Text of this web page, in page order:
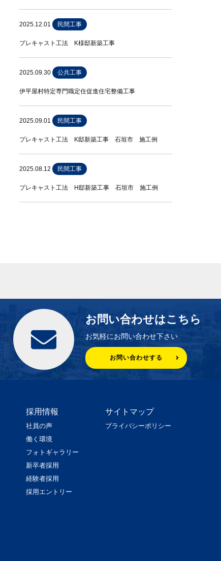
2025.12.01 民間工事
プレキャスト工法 K様邸新築工事
2025.09.30 公共工事
伊平屋村特定専門職定住促進住宅整備工事
2025.09.01 民間工事
プレキャスト工法 K邸新築工事 石垣市 施工例
2025.08.12 民間工事
プレキャスト工法 H邸新築工事 石垣市 施工例
お問い合わせはこちら
お気軽にお問い合わせ下さい
お問い合わせする
採用情報
社員の声
働く環境
フォトギャラリー
新卒者採用
経験者採用
採用エントリー
サイトマップ
プライバシーポリシー